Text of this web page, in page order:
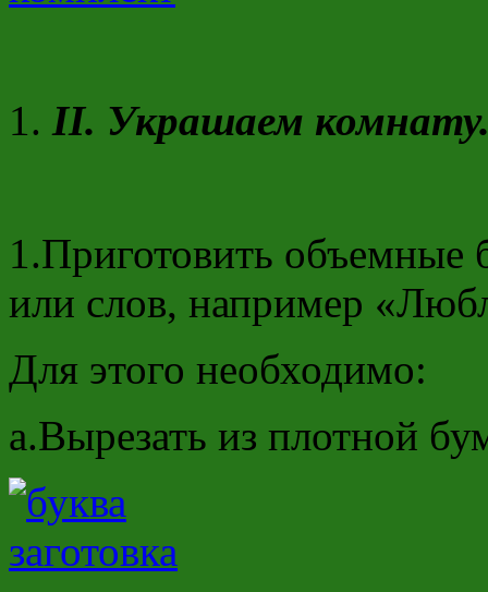
II. Украшаем
1.Приготовить объемные
или слов, например
Для этого необходимо:
а.Вырезать из плотной